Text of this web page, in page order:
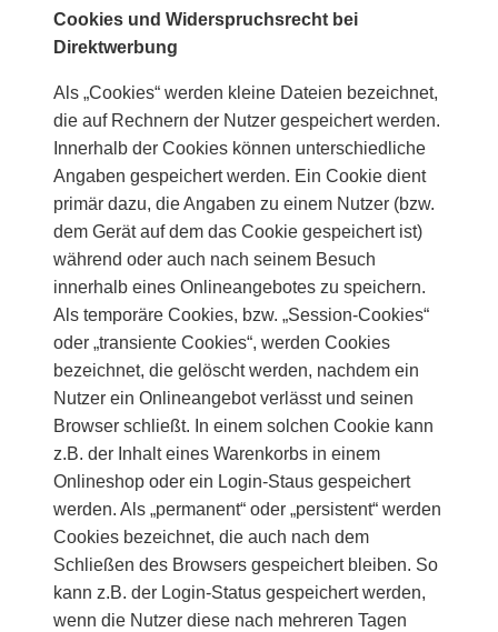
Cookies und Widerspruchsrecht bei
Direktwerbung
Als „Cookies“ werden kleine Dateien bezeichnet,
die auf Rechnern der Nutzer gespeichert werden.
Innerhalb der Cookies können unterschiedliche
Angaben gespeichert werden. Ein Cookie dient
primär dazu, die Angaben zu einem Nutzer (bzw.
dem Gerät auf dem das Cookie gespeichert ist)
während oder auch nach seinem Besuch
innerhalb eines Onlineangebotes zu speichern.
Als temporäre Cookies, bzw. „Session-Cookies“
oder „transiente Cookies“, werden Cookies
bezeichnet, die gelöscht werden, nachdem ein
Nutzer ein Onlineangebot verlässt und seinen
Browser schließt. In einem solchen Cookie kann
z.B. der Inhalt eines Warenkorbs in einem
Onlineshop oder ein Login-Staus gespeichert
werden. Als „permanent“ oder „persistent“ werden
Cookies bezeichnet, die auch nach dem
Schließen des Browsers gespeichert bleiben. So
kann z.B. der Login-Status gespeichert werden,
wenn die Nutzer diese nach mehreren Tagen